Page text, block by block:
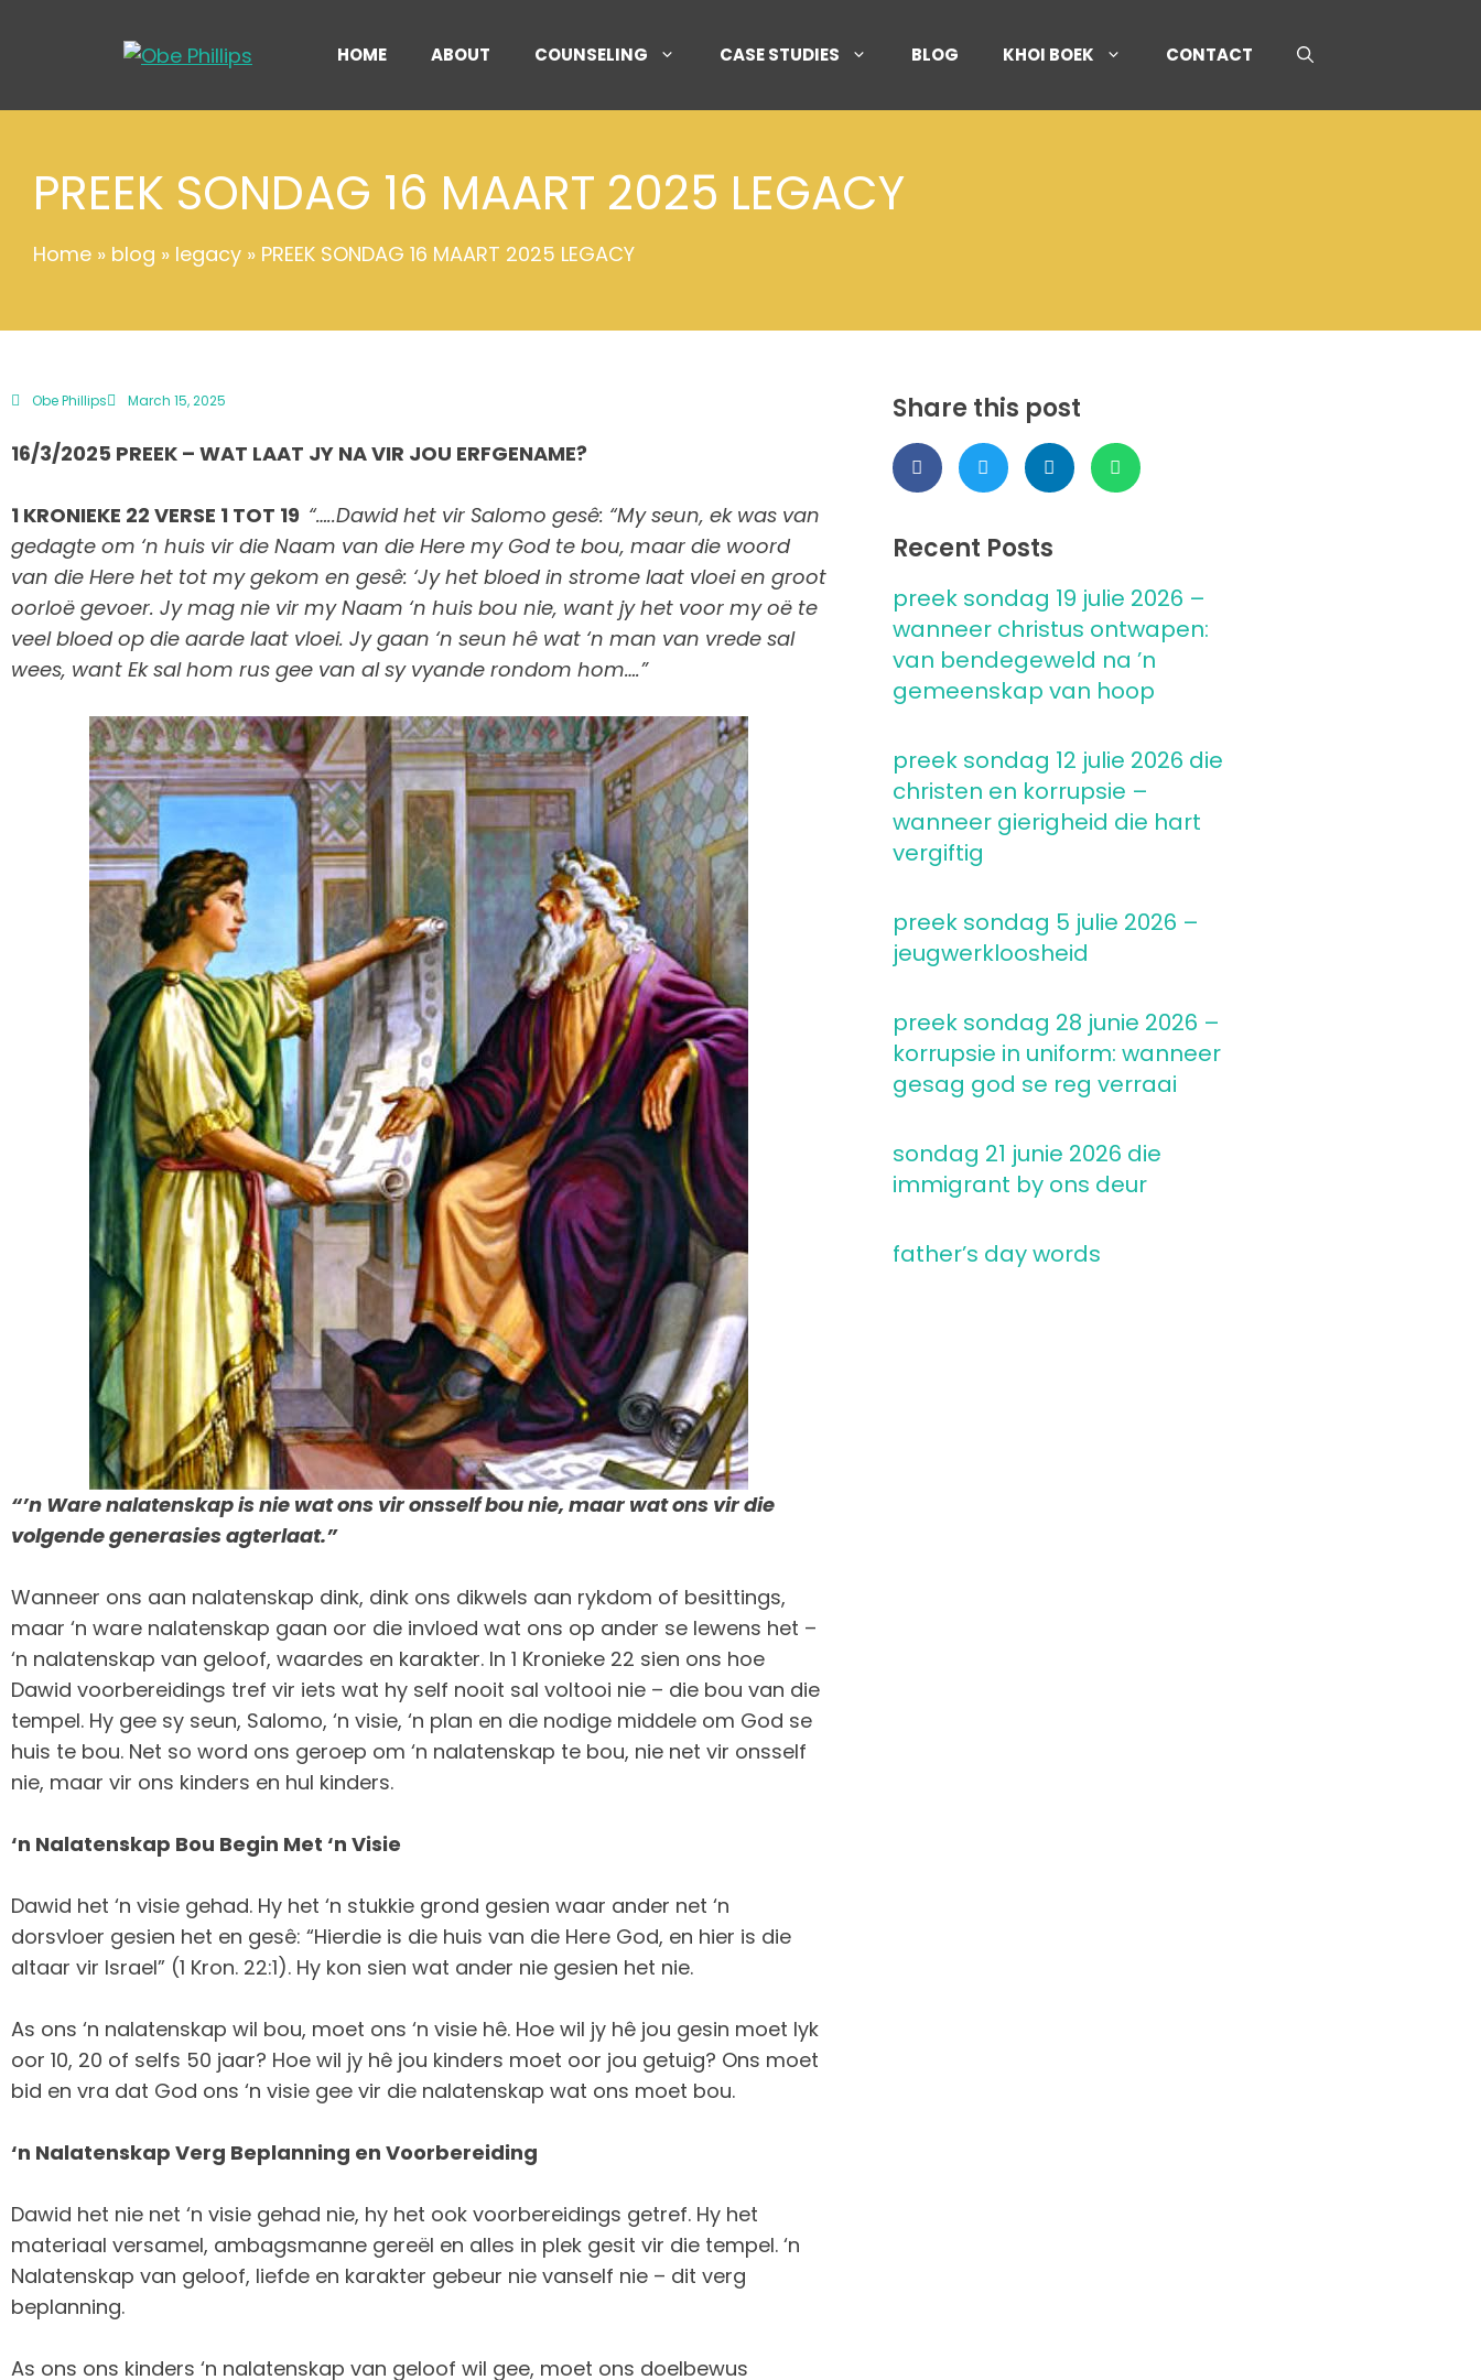
HOME ABOUT COUNSELING CASE STUDIES BLOG KHOI BOEK CONTACT
PREEK SONDAG 16 MAART 2025 LEGACY
Home » blog » legacy » PREEK SONDAG 16 MAART 2025 LEGACY
Obe Phillips March 15, 2025
16/3/2025 PREEK – WAT LAAT JY NA VIR JOU ERFGENAME?
1 KRONIEKE 22 VERSE 1 TOT 19 “…..Dawid het vir Salomo gesê: “My seun, ek was van
gedagte om ‘n huis vir die Naam van die Here my God te bou, maar die woord
van die Here het tot my gekom en gesê: ‘Jy het bloed in strome laat vloei en groot
oorloë gevoer. Jy mag nie vir my Naam ‘n huis bou nie, want jy het voor my oë te
veel bloed op die aarde laat vloei. Jy gaan ‘n seun hê wat ‘n man van vrede sal
wees, want Ek sal hom rus gee van al sy vyande rondom hom….”
“’n Ware nalatenskap is nie wat ons vir onsself bou nie, maar wat ons vir die
volgende generasies agterlaat.”
Wanneer ons aan nalatenskap dink, dink ons dikwels aan rykdom of besittings,
maar ‘n ware nalatenskap gaan oor die invloed wat ons op ander se lewens het –
‘n nalatenskap van geloof, waardes en karakter. In 1 Kronieke 22 sien ons hoe
Dawid voorbereidings tref vir iets wat hy self nooit sal voltooi nie – die bou van die
tempel. Hy gee sy seun, Salomo, ‘n visie, ‘n plan en die nodige middele om God se
huis te bou. Net so word ons geroep om ‘n nalatenskap te bou, nie net vir onsself
nie, maar vir ons kinders en hul kinders.
‘n Nalatenskap Bou Begin Met ‘n Visie
Dawid het ‘n visie gehad. Hy het ‘n stukkie grond gesien waar ander net ‘n
dorsvloer gesien het en gesê: “Hierdie is die huis van die Here God, en hier is die
altaar vir Israel” (1 Kron. 22:1). Hy kon sien wat ander nie gesien het nie.
As ons ‘n nalatenskap wil bou, moet ons ‘n visie hê. Hoe wil jy hê jou gesin moet lyk
oor 10, 20 of selfs 50 jaar? Hoe wil jy hê jou kinders moet oor jou getuig? Ons moet
bid en vra dat God ons ‘n visie gee vir die nalatenskap wat ons moet bou.
‘n Nalatenskap Verg Beplanning en Voorbereiding
Dawid het nie net ‘n visie gehad nie, hy het ook voorbereidings getref. Hy het
materiaal versamel, ambagsmanne gereël en alles in plek gesit vir die tempel. ‘n
Nalatenskap van geloof, liefde en karakter gebeur nie vanself nie – dit verg
beplanning.
As ons ons kinders ‘n nalatenskap van geloof wil gee, moet ons doelbewus
Share this post
Recent Posts
preek sondag 19 julie 2026 –
wanneer christus ontwapen:
van bendegeweld na ’n
gemeenskap van hoop
preek sondag 12 julie 2026 die
christen en korrupsie –
wanneer gierigheid die hart
vergiftig
preek sondag 5 julie 2026 –
jeugwerkloosheid
preek sondag 28 junie 2026 –
korrupsie in uniform: wanneer
gesag god se reg verraai
sondag 21 junie 2026 die
immigrant by ons deur
father’s day words